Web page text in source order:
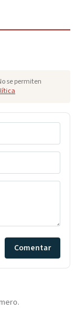
se permiten
Comentar